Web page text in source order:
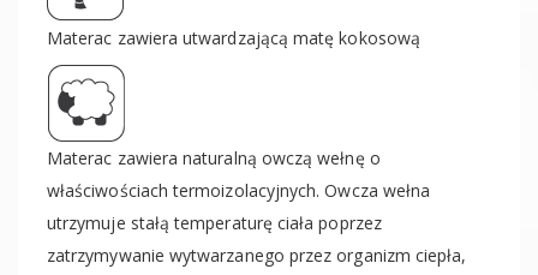
Materac zawiera utwardzającą matę kokosową
Materac zawiera naturalną owczą wełnę o
właściwościach termoizolacyjnych. Owcza wełna
utrzymuje stałą temperaturę ciała poprzez
zatrzymywanie wytwarzanego przez organizm ciepła,